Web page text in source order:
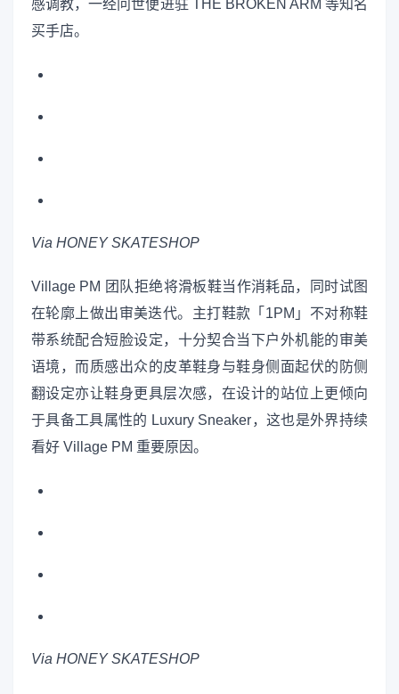
感调教，一经问世便进驻 THE BROKEN ARM 等知名
买手店。
Via HONEY SKATESHOP
Village PM 团队拒绝将滑板鞋当作消耗品，同时试图
在轮廓上做出审美迭代。主打鞋款「1PM」不对称鞋
带系统配合短脸设定，十分契合当下户外机能的审美
语境，而质感出众的皮革鞋身与鞋身侧面起伏的防侧
翻设定亦让鞋身更具层次感，在设计的站位上更倾向
于具备工具属性的 Luxury Sneaker，这也是外界持续
看好 Village PM 重要原因。
Via HONEY SKATESHOP